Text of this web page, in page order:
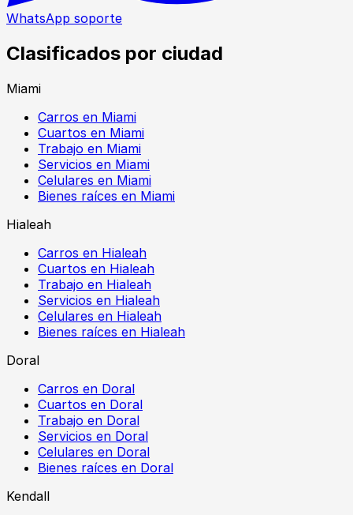
WhatsApp soporte
Clasificados por ciudad
Miami
Carros en Miami
Cuartos en Miami
Trabajo en Miami
Servicios en Miami
Celulares en Miami
Bienes raíces en Miami
Hialeah
Carros en Hialeah
Cuartos en Hialeah
Trabajo en Hialeah
Servicios en Hialeah
Celulares en Hialeah
Bienes raíces en Hialeah
Doral
Carros en Doral
Cuartos en Doral
Trabajo en Doral
Servicios en Doral
Celulares en Doral
Bienes raíces en Doral
Kendall